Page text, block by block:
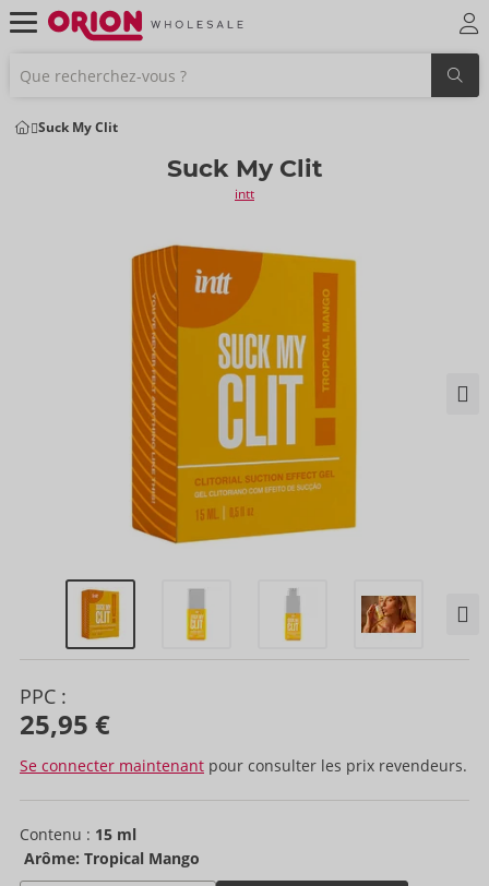
Suck My Clit
Suck My Clit
intt
PPC :
25,95 €
Se connecter maintenant pour consulter les prix revendeurs.
Contenu : 15 ml
Arôme: Tropical Mango